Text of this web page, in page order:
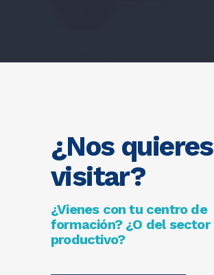
¿Nos quieres
visitar?
¿Vienes con tu centro de
formación? ¿O del sector
productivo?